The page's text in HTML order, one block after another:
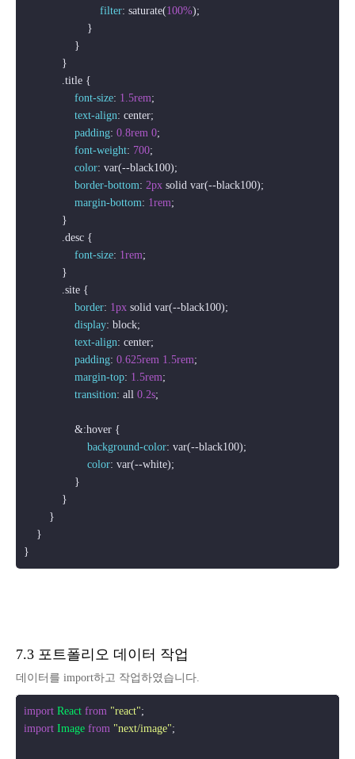
filter: saturate(100%);
                    }
                }
            }
.title {
font-size: 1.5rem;
text-align: center;
padding: 0.8rem 0;
font-weight: 700;
color: var(--black100);
border-bottom: 2px solid var(--black100);
margin-bottom: 1rem;
            }
.desc {
font-size: 1rem;
            }
.site {
border: 1px solid var(--black100);
display: block;
text-align: center;
padding: 0.625rem 1.5rem;
margin-top: 1.5rem;
transition: all 0.2s;
                &
:hover {
background-color: var(--black100);
color: var(--white);
                }
            }
        }
    }
7.3 포트폴리오 데이터 작업
데이터를 import하고 작업하였습니다.
import React from "react"
import Image from "next/image";